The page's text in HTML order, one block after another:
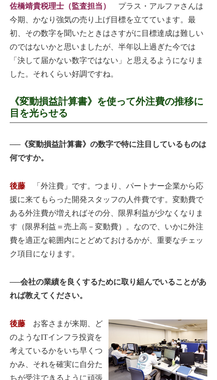
佐橋靖貴税理士（監査担当）
プラス・アルファさんは
今期、かなり強気の売り上げ目標を立てています。最
初、その数字を聞いたときはさすがに目標達成は難しい
のではないかと思いましたが、半年以上過ぎた今では
「決して届かない数字ではない」と思えるようになりま
した。それくらい好調ですね。
《変動損益計算書》を使って外注費の推移に
目を光らせる
──《変動損益計算書》の数字で特に注目しているものは
何ですか。
後藤 「外注費」です。つまり、パートナー企業から応
援に来てもらった開発スタッフの人件費です。変動費で
ある外注費が増えればその分、限界利益が少なくなりま
す（限界利益＝売上高－変動費）。なので、いかに外注
費を適正な範囲内にとどめておけるかが、重要なチェッ
ク項目になります。
──会社の業績を良くするために取り組んでいることがあ
れば教えてください。
後藤 お客さまが来期、ど
のようなITインフラ投資を
考えているかをいち早くつ
かみ、それを確実に自分た
ちが受注できるように頑張